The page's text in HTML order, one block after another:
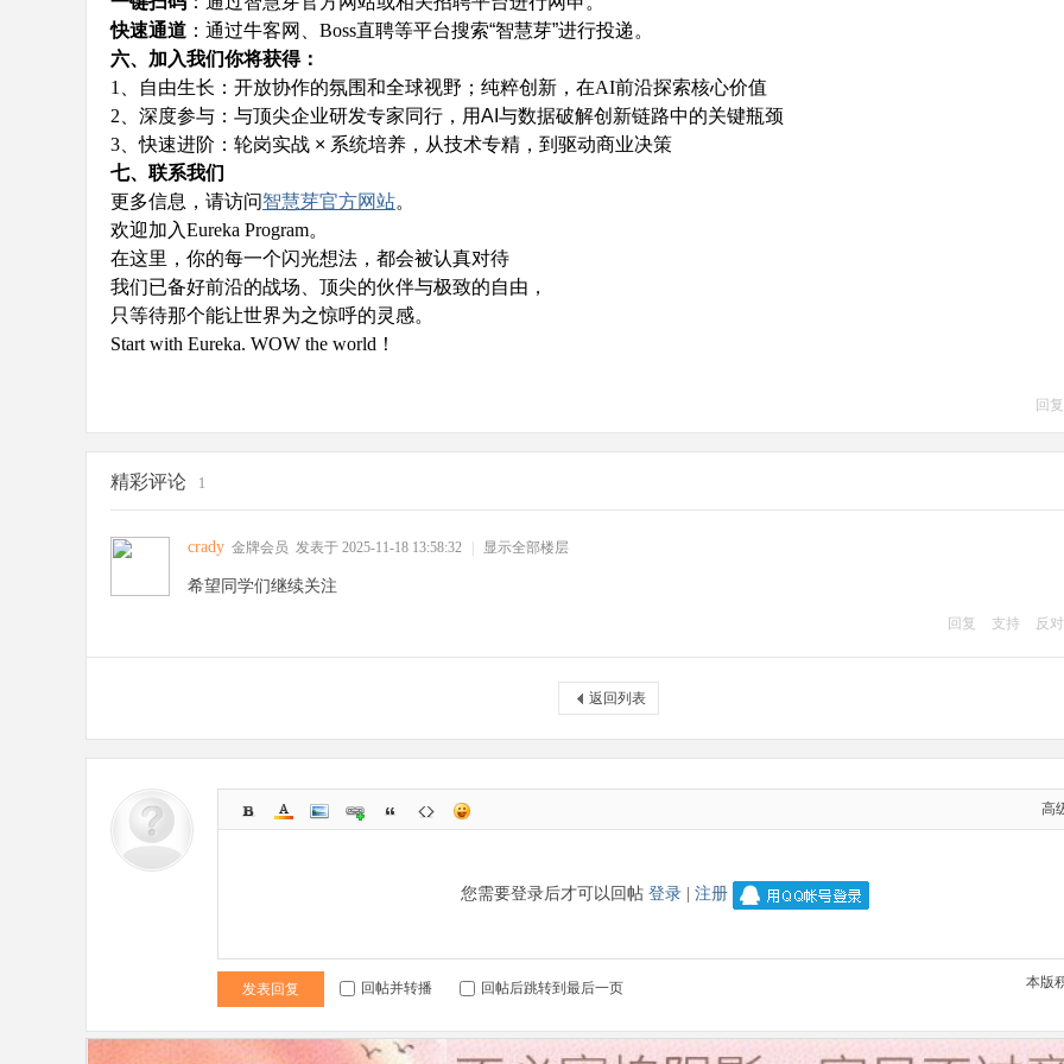
B
B
S
快速通道 ：通过牛客网、 Boss直聘等平台搜索“智慧芽”进行投递。
六、 加入我们你将获得：
1
、自由生长：开放协作的氛围和全球视野 ； 纯粹创新，在AI前沿探索核心价值
2 、深度参与：与顶尖企业研发专家同行，用AI 与数据破解创新链路中的关键瓶颈
3 、快速进阶：轮岗实战 × 系统培养，从技术专精，到驱动商业决策
七、联系我们
更多信息，请访问智慧芽官方网站。
欢迎加入Eureka Program。
在这里，你的每一个闪光想法，都会被认真对待
我们已备好前沿的战场、顶尖的伙伴与极致的自由，
只等待那个能让世界为之惊呼的灵感。
Start with Eureka. WOW the world！
回复
精彩评论 1
crady 金牌会员 发表于 2025-11-18 13:58:32 | 显示全部楼层
希望同学们继续关注
回复 支持 反对
返回列表
高
您需要登录后才可以回帖 登录| 注册
本版
发表回复 回帖并转播 回帖后跳转到最后一页